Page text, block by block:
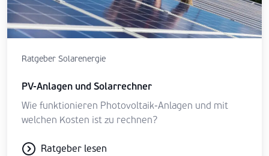
Ratgeber Solarenergie
PV-Anlagen und Solarrechner
Wie funktionieren Photovoltaik-Anlagen und mit
welchen Kosten ist zu rechnen?
Ratgeber lesen